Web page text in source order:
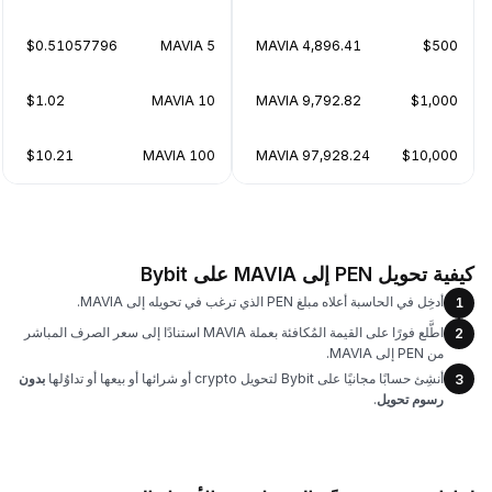
$500
4,896.41 MAVIA
$1,000
9,792.82 MAVIA
$10,000
97,928.24 MAVIA
5 MAVIA
$0.51057796
10 MAVIA
$1.02
100 MAVIA
$10.21
كيفية تحويل PEN إلى MAVIA على Bybit
1
أدخِل في الحاسبة أعلاه مبلغ PEN الذي ترغب في تحويله إلى MAVIA.
2
اطَّلع فورًا على القيمة المُكافئة بعملة MAVIA استنادًا إلى سعر الصرف المباشر
من PEN إلى MAVIA.
3
أنشِئ حسابًا مجانيًا على Bybit لتحويل crypto أو شرائها أو بيعها أو تداوُلها
بدون
رسوم تحويل.